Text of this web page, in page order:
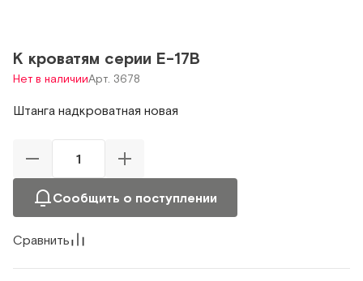
К кроватям серии Е-17В
Нет в наличииАрт. 3678
Штанга надкроватная новая
Сообщить о поступлении
Сравнить